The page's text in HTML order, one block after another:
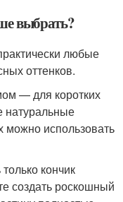
выбрать?
любые
оттенков.
— для коротких
натуральные
можно использовать
кончик
создать роскошный